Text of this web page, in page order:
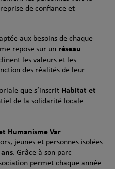
de confiance et
aux besoins de chaque
repose sur un réseau
les valeurs et les
des réalités de leur
que s’inscrit Habitat et
de la solidarité locale
Humanisme Var
jeunes et personnes isolées
. Grâce à son parc
permet chaque année